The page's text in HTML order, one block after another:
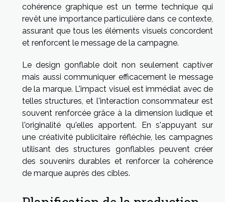
cohérence graphique est un terme technique qui
revêt une importance particulière dans ce contexte,
assurant que tous les éléments visuels concordent
et renforcent le message de la campagne.
Le design gonflable doit non seulement captiver
mais aussi communiquer efficacement le message
de la marque. L'impact visuel est immédiat avec de
telles structures, et l'interaction consommateur est
souvent renforcée grâce à la dimension ludique et
l'originalité qu'elles apportent. En s'appuyant sur
une créativité publicitaire réfléchie, les campagnes
utilisant des structures gonflables peuvent créer
des souvenirs durables et renforcer la cohérence
de marque auprès des cibles.